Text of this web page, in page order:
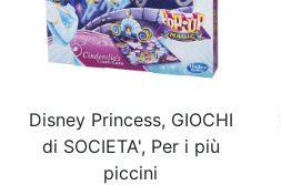
Disney Princess, GIOCHI
di SOCIETA', Per i più
piccini